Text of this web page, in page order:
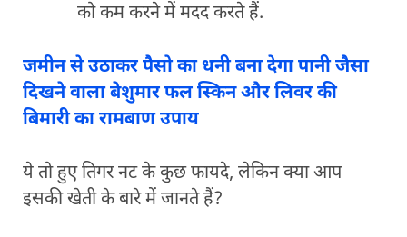
को कम करने में मदद करते हैं.
जमीन से उठाकर पैसो का धनी बना देगा पानी जैसा
दिखने वाला बेशुमार फल स्किन और लिवर की
बिमारी का रामबाण उपाय
ये तो हुए तिगर नट के कुछ फायदे, लेकिन क्या आप
इसकी खेती के बारे में जानते हैं?